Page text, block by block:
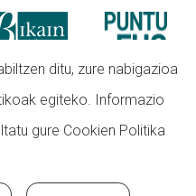
ditu, zure nabigazioa
egiteko. Informazio
gure Cookien Politika